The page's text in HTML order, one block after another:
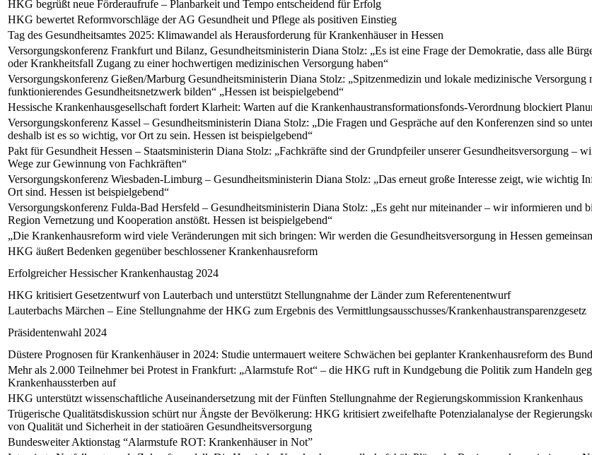
HKG begrüßt neue Förderaufrufe – Planbarkeit und Tempo entscheidend für Erfolg
HKG bewertet Reformvorschläge der AG Gesundheit und Pflege als positiven Einstieg
Tag des Gesundheitsamtes 2025: Klimawandel als Herausforderung für Krankenhäuser in Hessen
Versorgungskonferenz Frankfurt und Bilanz, Gesundheitsministerin Diana Stolz: „Es ist eine Frage der Demokratie, dass alle
oder Krankheitsfall Zugang zu einer hochwertigen medizinischen Versorgung haben“
Versorgungskonferenz Gießen/Marburg Gesundheitsministerin Diana Stolz: „Spitzenmedizin und lokale medizinische Versorgung
funktionierendes Gesundheitsnetzwerk bilden“ „Hessen ist beispielgebend“
Hessische Krankenhausgesellschaft fordert Klarheit: Warten auf die Krankenhaustransformationsfonds-Verordnung blockiert
Versorgungskonferenz Kassel – Gesundheitsministerin Diana Stolz: „Die Fragen und Gespräche auf den Konferenzen sind so
deshalb ist es so wichtig, vor Ort zu sein. Hessen ist beispielgebend“
Pakt für Gesundheit Hessen – Staatsministerin Diana Stolz: „Fachkräfte sind der Grundpfeiler unserer Gesundheitsversorgung –
Wege zur Gewinnung von Fachkräften“
Versorgungskonferenz Wiesbaden-Limburg – Gesundheitsministerin Diana Stolz: „Das erneut große Interesse zeigt, wie wichtig
Ort sind. Hessen ist beispielgebend“
Versorgungskonferenz Fulda-Bad Hersfeld – Gesundheitsministerin Diana Stolz: „Es geht nur miteinander – wir informieren und
Region Vernetzung und Kooperation anstößt. Hessen ist beispielgebend“
„Die Krankenhausreform wird viele Veränderungen mit sich bringen: Wir werden die Gesundheitsversorgung in Hessen
HKG äußert Bedenken gegenüber beschlossener Krankenhausreform
Erfolgreicher Hessischer Krankenhaustag 2024
HKG kritisiert Gesetzentwurf von Lauterbach und unterstützt Stellungnahme der Länder zum Referentenentwurf
Lauterbachs Märchen – Eine Stellungnahme der HKG zum Ergebnis des Vermittlungsausschusses/Krankenhaustransparenzgesetz
Präsidentenwahl 2024
Düstere Prognosen für Krankenhäuser in 2024: Studie untermauert weitere Schwächen bei geplanter Krankenhausreform des
Mehr als 2.000 Teilnehmer bei Protest in Frankfurt: „Alarmstufe Rot“ – die HKG ruft in Kundgebung die Politik zum Handeln
Krankenhaussterben auf
HKG unterstützt wissenschaftliche Auseinandersetzung mit der Fünften Stellungnahme der Regierungskommission Krankenhaus
Trügerische Qualitätsdiskussion schürt nur Ängste der Bevölkerung: HKG kritisiert zweifelhafte Potenzialanalyse der
von Qualität und Sicherheit in der statioären Gesundheitsversorgung
Bundesweiter Aktionstag “Alarmstufe ROT: Krankenhäuser in Not”